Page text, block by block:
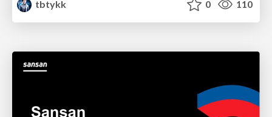
tbtykk
0 110